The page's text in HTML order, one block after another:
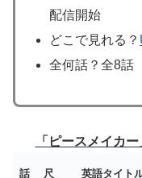
配信開始
どこで見れる？
全何話？全8話
「ピースメイカ
話 尺 英語タイト